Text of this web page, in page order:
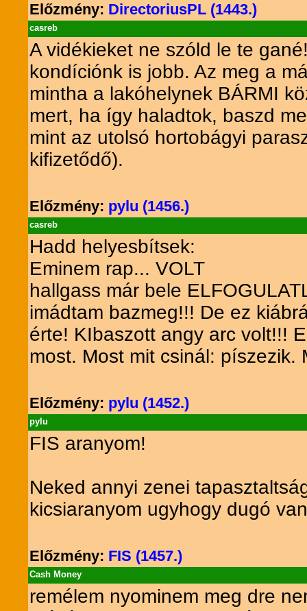
Előzmény: DirectoriusPL (1443.)
casreb
A vidékieket ne szóld le te
kondíciónk is jobb. Az meg a
mintha a lakóhelynek BÁRMI
mert, ha így haladtok, baszd
mint az utolsó hortobágyi
kifizetődő).
Előzmény: pylu (1456.)
casreb
Hadd helyesbítsek:
Eminem rap... VOLT
hallgass már bele
imádtam bazmeg!!! De ez
érte! KIbaszott angy arc volt!!!
most. Most mit csinál:
Előzmény: pylu (1452.)
pylu
FIS aranyom!
Neked annyi zenei
kicsiaranyom ugyhogy dugó
Előzmény: FIS (1457.)
Cash Money
remélem nyominem meg dre